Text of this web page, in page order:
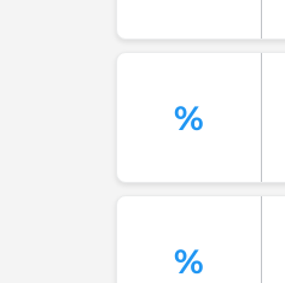
%
%